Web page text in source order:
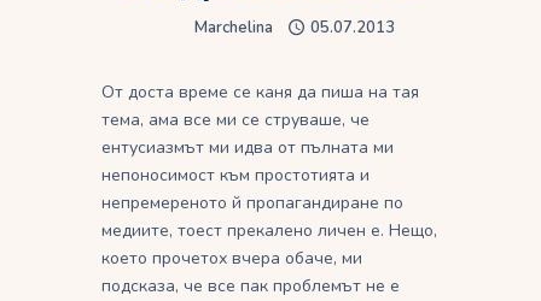
Marchelina 05.07.2013
От доста време се каня да пиша на тая
тема, ама все ми се струваше, че
ентусиазмът ми идва от пълната ми
непоносимост към простотията и
непремереното й пропагандиране по
медиите, тоест прекалено личен е. Нещо,
което прочетох вчера обаче, ми
подсказа, че все пак проблемът не е